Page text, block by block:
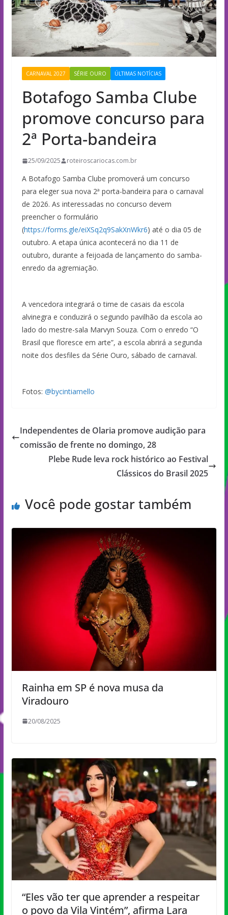
CARNAVAL 2027 SÉRIE OURO ÚLTIMAS NOTÍCIAS
Botafogo Samba Clube
promove concurso para
2ª Porta-bandeira
25/09/2025 roteiroscariocas.com.br
A Botafogo Samba Clube promoverá um concurso
para eleger sua nova 2ª porta-bandeira para o carnaval
de 2026. As interessadas no concurso devem
preencher o formulário
(https://forms.gle/eiXSq2q9SakXnWkr6) até o dia 05 de
outubro. A etapa única acontecerá no dia 11 de
outubro, durante a feijoada de lançamento do samba-
enredo da agremiação.
A vencedora integrará o time de casais da escola
alvinegra e conduzirá o segundo pavilhão da escola ao
lado do mestre-sala Marvyn Souza. Com o enredo “O
Brasil que floresce em arte”, a escola abrirá a segunda
noite dos desfiles da Série Ouro, sábado de carnaval.
Fotos: @bycintiamello
Independentes de Olaria promove audição para
comissão de frente no domingo, 28
Plebe Rude leva rock histórico ao Festival
Clássicos do Brasil 2025
Você pode gostar também
Rainha em SP é nova musa da
Viradouro
20/08/2025
“Eles vão ter que aprender a respeitar
o povo da Vila Vintém”, afirma Lara